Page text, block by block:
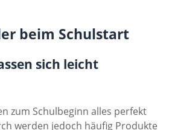
beim Schulstart
sich leicht
zum Schulbeginn alles perfekt
werden jedoch häufig Produkte